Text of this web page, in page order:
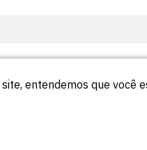
entendemos que você